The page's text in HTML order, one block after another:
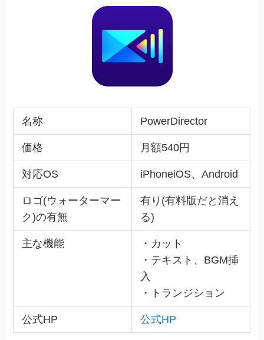
名称 PowerDirector
価格 月額540円
対応OS iPhoneiOS、Android
ロゴ(ウォーターマー
ク)の有無
有り(有料版だと消え
る)
主な機能
・カット
・テキスト、BGM挿
入
・トランジション
公式HP 公式HP